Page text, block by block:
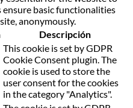
basic functionalities
anonymously.
Descripción
This cookie is set by GDPR
Cookie Consent plugin. The
cookie is used to store the
user consent for the cookies
in the category "Analytics".